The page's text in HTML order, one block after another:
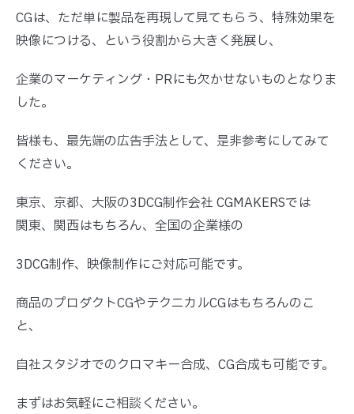
CGは、ただ単に製品を再現して見てもらう、特殊効果を
映像につける、という役割から大きく発展し、
企業のマーケティング・PRにも欠かせないものとなりま
した。
皆様も、最先端の広告手法として、是非参考にしてみて
ください。
東京、京都、大阪の3DCG制作会社 CGMAKERSでは
関東、関西はもちろん、全国の企業様の
3DCG制作、映像制作にご対応可能です。
商品のプロダクトCGやテクニカルCGはもちろんのこ
と、
自社スタジオでのクロマキー合成、CG合成も可能です。
まずはお気軽にご相談ください。